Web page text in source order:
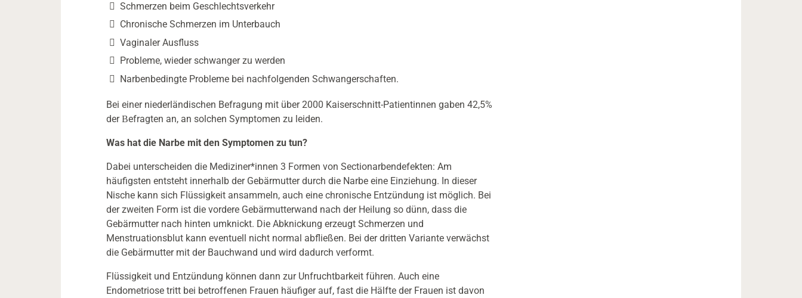
Schmerzen beim Geschlechtsverkehr
Chronische Schmerzen im Unterbauch
Vaginaler Ausfluss
Probleme, wieder schwanger zu werden
Narbenbedingte Probleme bei nachfolgenden Schwangerschaften.
Bei einer niederländischen Befragung mit über 2000 Kaiserschnitt-Patientinnen gaben 42,5%
derBefragten an, an solchen Symptomen zu leiden.
Was hat die Narbe mit den Symptomen zu tun?
Dabei unterscheiden die Mediziner*innen 3 Formen von Sectionarbendefekten: Am
häufigsten entsteht innerhalb der Gebärmutter durch die Narbe eine Einziehung. In dieser
Nische kann sich Flüssigkeit ansammeln, auch eine chronische Entzündung ist möglich. Bei
der zweiten Form ist die vordere Gebärmutterwand nach der Heilung so dünn, dass die
Gebärmutter nach hinten umknickt. Die Abknickung erzeugt Schmerzen und
Menstruationsblut kann eventuell nicht normal abfließen. Bei der dritten Variante verwächst
die Gebärmutter mit der Bauchwand und wird dadurch verformt.
Flüssigkeit und Entzündung können dann zur Unfruchtbarkeit führen. Auch eine
Endometriose tritt bei betroffenen Frauen häufiger auf, fast die Hälfte der Frauen ist davon